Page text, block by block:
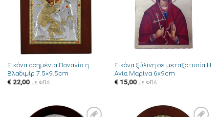
Εικόνα ασημένια Παναγία η
Βλαδιμίρ 7.5×9.5cm
€22,00 με ΦΠΑ
Εικόνα ξύλινη σε μεταξοτυπία Η
Αγία Μαρίνα 6x9cm
€15,00 με ΦΠΑ